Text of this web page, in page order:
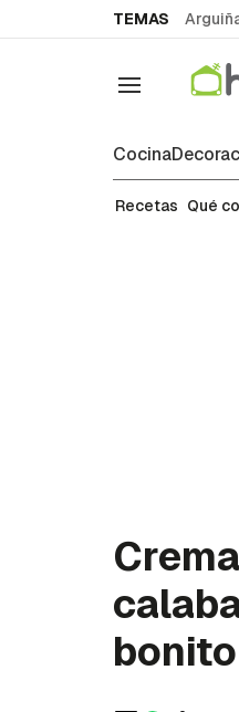
TEMAS
Navegación
Cocina
Recetas
Recetas Qué
bonito